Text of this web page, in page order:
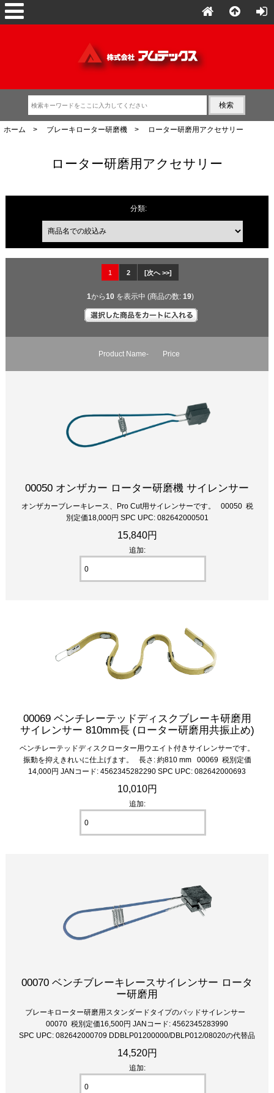
ホーム > ブレーキローター研磨機> ローター研磨用アクセサリー
ローター研磨用アクセサリー
分類:
商品名での絞込み
1 2 [次へ >>]
1から10を表示中 (商品の数: 19)
Product Name- Price
00050 オンザカー ローター研磨機 サイレンサー
オンザカーブレーキレース、Pro Cut用サイレンサーです。 00050 税
別定価18,000円 SPC UPC: 082642000501
15,840円
追加:
00069 ベンチレーテッドディスクブレーキ研磨用
サイレンサー 810mm長 (ローター研磨用共振止め)
ベンチレーテッドディスクローター用ウエイト付きサイレンサーです。
振動を抑えきれいに仕上げます。 長さ: 約810 mm 00069 税別定価
14,000円 JANコード: 4562345282290 SPC UPC: 082642000693
10,010円
追加:
00070 ベンチブレーキレースサイレンサー ロータ
ー研磨用
ブレーキローター研磨用スタンダードタイプのパッドサイレンサー
00070 税別定価16,500円 JANコード: 4562345283990
SPC UPC: 082642000709 DDBLP01200000/DBLP012/08020の代替品
14,520円
追加: